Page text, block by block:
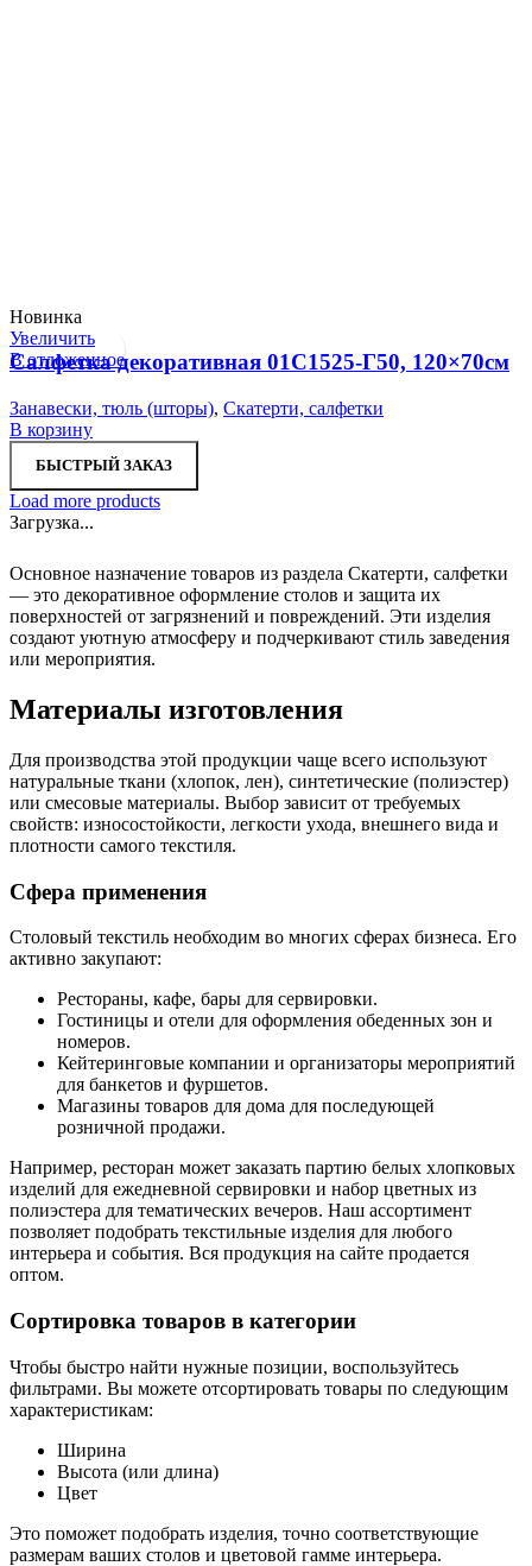
Новинка
Увеличить
В отложенное
Салфетка декоративная 01С1525-Г50, 120×70см
Занавески, тюль (шторы), Скатерти, салфетки
В корзину
БЫСТРЫЙ ЗАКАЗ
Load more products
Загрузка...
Основное назначение товаров из раздела Скатерти, салфетки
— это декоративное оформление столов и защита их
поверхностей от загрязнений и повреждений. Эти изделия
создают уютную атмосферу и подчеркивают стиль заведения
или мероприятия.
Материалы изготовления
Для производства этой продукции чаще всего используют
натуральные ткани (хлопок, лен), синтетические (полиэстер)
или смесовые материалы. Выбор зависит от требуемых
свойств: износостойкости, легкости ухода, внешнего вида и
плотности самого текстиля.
Сфера применения
Столовый текстиль необходим во многих сферах бизнеса. Его
активно закупают:
Рестораны, кафе, бары для сервировки.
Гостиницы и отели для оформления обеденных зон и
номеров.
Кейтеринговые компании и организаторы мероприятий
для банкетов и фуршетов.
Магазины товаров для дома для последующей
розничной продажи.
Например, ресторан может заказать партию белых хлопковых
изделий для ежедневной сервировки и набор цветных из
полиэстера для тематических вечеров. Наш ассортимент
позволяет подобрать текстильные изделия для любого
интерьера и события. Вся продукция на сайте продается
оптом.
Сортировка товаров в категории
Чтобы быстро найти нужные позиции, воспользуйтесь
фильтрами. Вы можете отсортировать товары по следующим
характеристикам:
Ширина
Высота (или длина)
Цвет
Это поможет подобрать изделия, точно соответствующие
размерам ваших столов и цветовой гамме интерьера.